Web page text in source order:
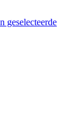
geselecteerde